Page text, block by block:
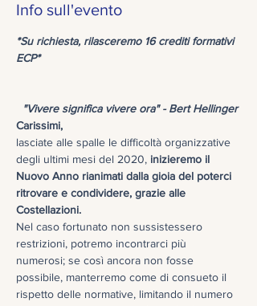
Info sull'evento
*Su richiesta, rilasceremo 16 crediti formativi
ECP*
"Vivere significa vivere ora" - Bert Hellinger
Carissimi,
lasciate alle spalle le difficoltà organizzative
degli ultimi mesi del 2020, inizieremo il
Nuovo Anno rianimati dalla gioia del poterci
ritrovare e condividere, grazie alle
Costellazioni.
Nel caso fortunato non sussistessero
restrizioni, potremo incontrarci più
numerosi; se così ancora non fosse
possibile, manterremo come di consueto il
rispetto delle normative, limitando il numero